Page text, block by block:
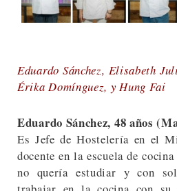
Eduardo Sánchez, Elisabeth
Érika Domínguez, y Hung Fai
Eduardo Sánchez, 48 años
Es Jefe de Hostelería en el
docente en la escuela de
no quería estudiar y con